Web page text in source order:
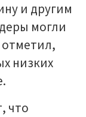
и другим
могли
отметил,
низких
что